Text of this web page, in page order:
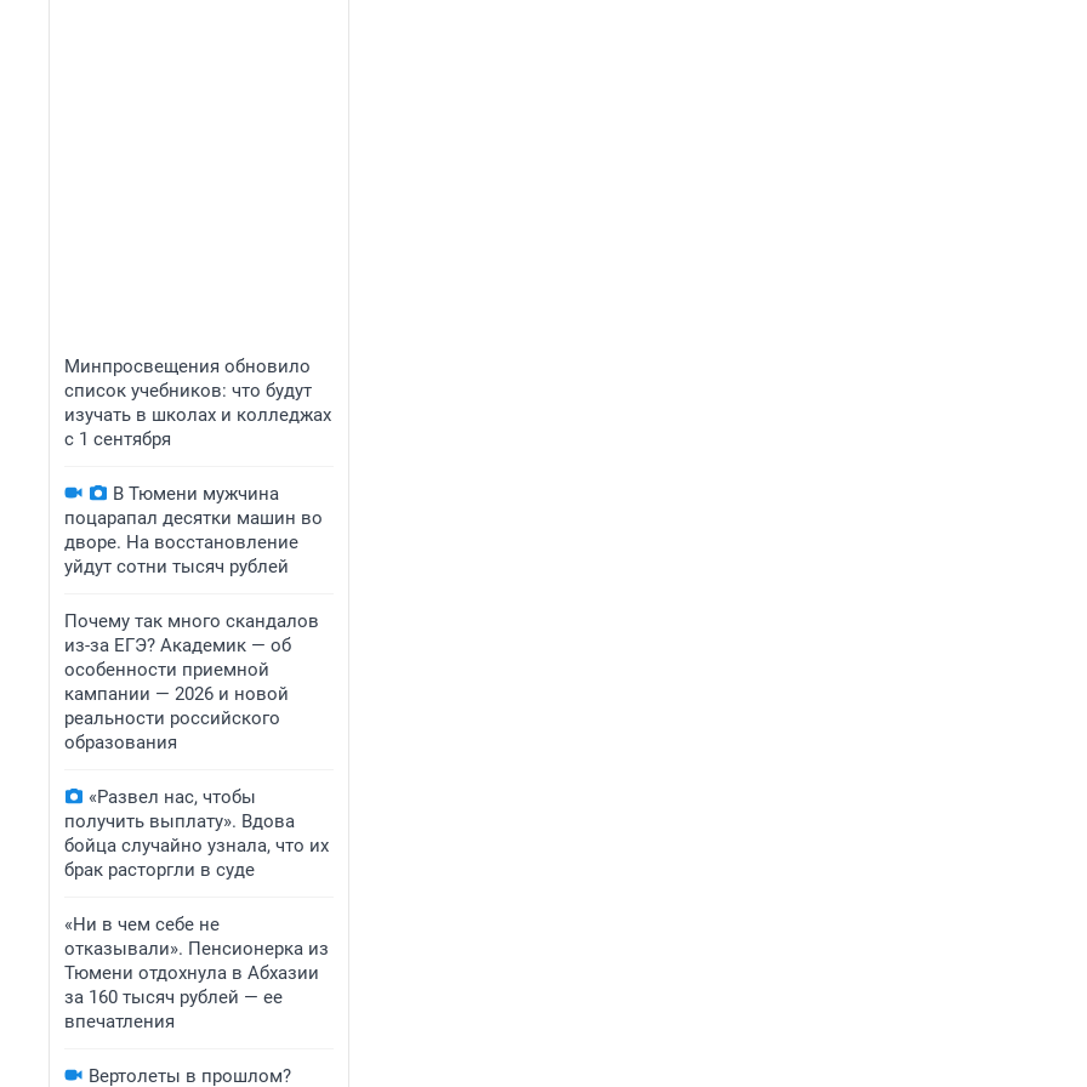
Минпросвещения обновило
список учебников: что будут
изучать в школах и колледжах
с 1 сентября
В Тюмени мужчина
поцарапал десятки машин во
дворе. На восстановление
уйдут сотни тысяч рублей
Почему так много скандалов
из-за ЕГЭ? Академик — об
особенности приемной
кампании — 2026 и новой
реальности российского
образования
«Развел нас, чтобы
получить выплату». Вдова
бойца случайно узнала, что их
брак расторгли в суде
«Ни в чем себе не
отказывали». Пенсионерка из
Тюмени отдохнула в Абхазии
за 160 тысяч рублей — ее
впечатления
Вертолеты в прошлом?